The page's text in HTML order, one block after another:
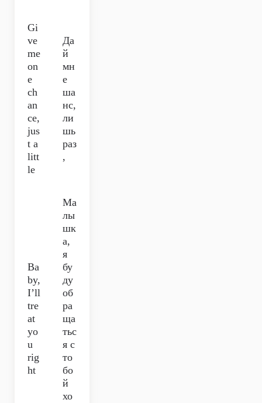
Gi
ve
me
on
e
ch
an
ce,
jus
t a
litt
le
Да
й
мн
е
ша
нс,
ли
шь
раз
,
Ba
by,
I’ll
tre
at
yo
u
rig
ht
Ма
лы
шк
а,
я
бу
ду
об
ра
ща
тьс
я с
то
бо
й
хо